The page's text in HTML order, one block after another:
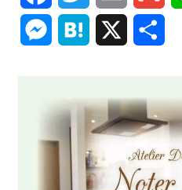
Messenger
Hatena